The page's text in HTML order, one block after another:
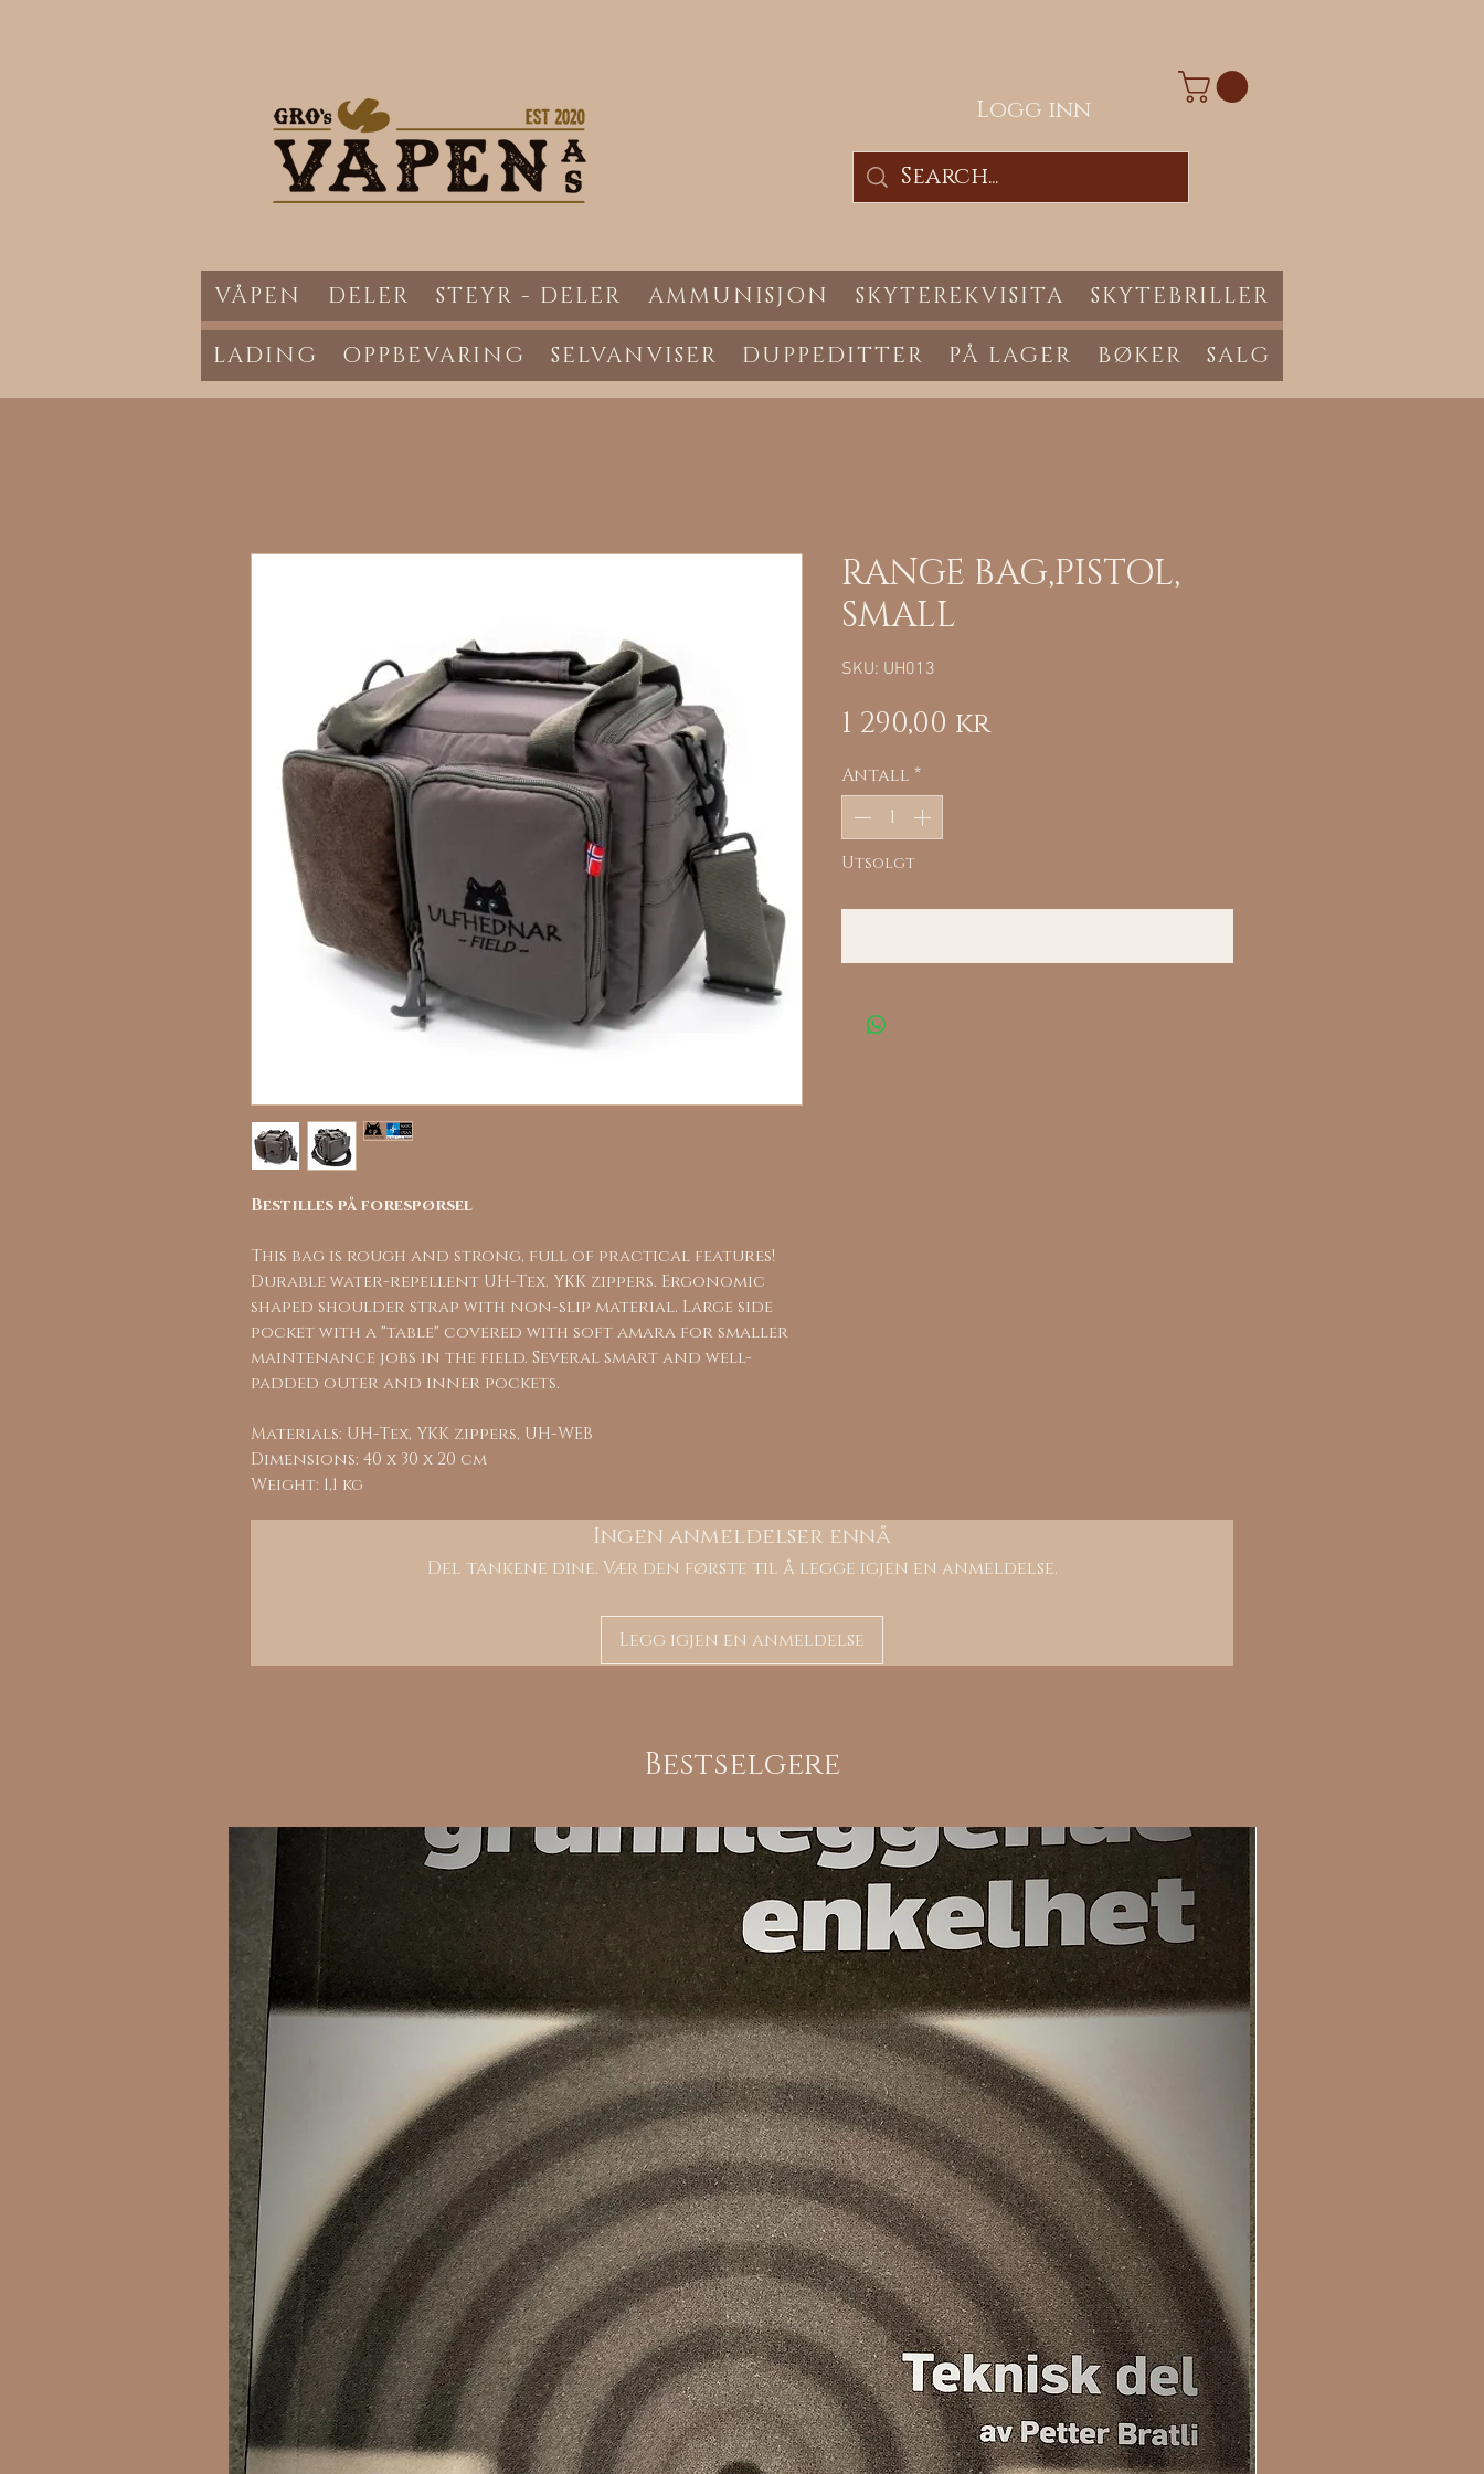
Logg inn
VÅPEN DELER STEYR - DELER AMMUNISJON SKYTEREKVISITA SKYTEBRILLER
LADING OPPBEVARING SELVANVISER DUPPEDITTER PÅ LAGER BØKER SALG
Bestilles på forespørsel
This bag is rough and strong, full of practical features!
Durable water-repellent UH-Tex. YKK zippers. Ergonomic
shaped shoulder strap with non-slip material. Large side
pocket with a "table" covered with soft amara for smaller
maintenance jobs in the field. Several smart and well-
padded outer and inner pockets.
Materials: UH-Tex, YKK zippers, UH-WEB
Dimensions: 40 x 30 x 20 cm
Weight: 1,1 kg
RANGE BAG,PISTOL,
SMALL
SKU: UH013
1 290,00 krPris
Antall *
Utsolgt
Ingen anmeldelser ennå
Del tankene dine. Vær den første til å legge igjen en anmeldelse.
Legg igjen en anmeldelse
Bestselgere